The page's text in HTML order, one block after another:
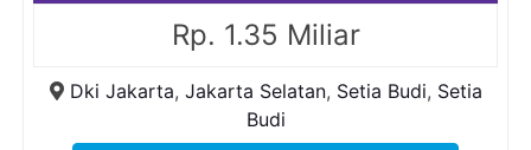
Rp. 1.35 Miliar
Dki Jakarta, Jakarta Selatan, Setia Budi, Setia
Budi